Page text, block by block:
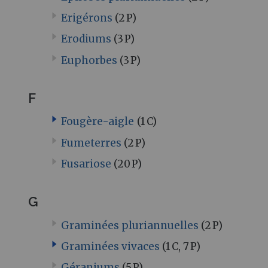
Erigérons (2 P)
Erodiums (3 P)
Euphorbes (3 P)
F
Fougère-aigle (1 C)
Fumeterres (2 P)
Fusariose (20 P)
G
Graminées pluriannuelles (2 P)
Graminées vivaces (1 C, 7 P)